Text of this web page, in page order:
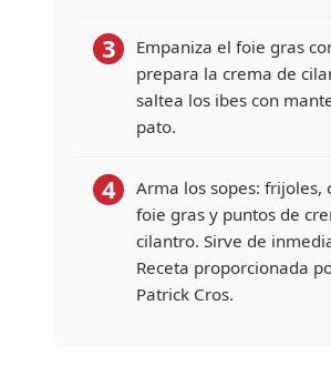
3
Empaniza el foie gras
prepara la crema de
saltea los ibes con
pato.
4
Arma los sopes: frijoles,
foie gras y puntos de
cilantro. Sirve de
Receta proporcionada
Patrick Cros.